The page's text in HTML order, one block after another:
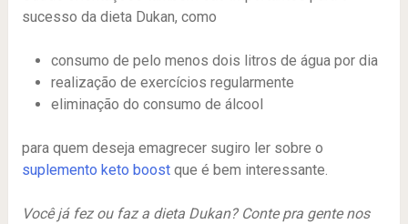
sucesso da dieta Dukan, como
consumo de pelo menos dois litros de água por dia
realização de exercícios regularmente
eliminação do consumo de álcool
para quem deseja emagrecer sugiro ler sobre o
suplemento keto boostque é bem interessante.
Você já fez ou faz a dieta Dukan? Conte pra gente nos